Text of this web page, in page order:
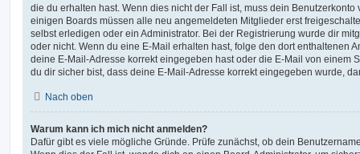
die du erhalten hast. Wenn dies nicht der Fall ist, muss dein
einigen Boards müssen alle neu angemeldeten Mitglieder erst
selbst erledigen oder ein Administrator. Bei der Registrierung wurde dir
oder nicht. Wenn du eine E-Mail erhalten hast, folge den dort enthaltenen
deine E-Mail-Adresse korrekt eingegeben hast oder die E-Mail von einem
du dir sicher bist, dass deine E-Mail-Adresse korrekt eingegeben wurde,
Nach oben
Warum kann ich mich nicht anmelden?
Dafür gibt es viele mögliche Gründe. Prüfe zunächst, ob dein